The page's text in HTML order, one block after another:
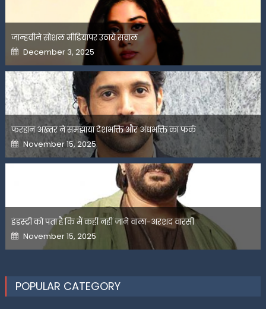
जान्हवीने सोशल मीडियापर उठाये सवाल
Posted
on
December 3, 2025
फरहान अख्तर ने समझाया देशभक्ति और अंधभक्ति का फर्क
Posted
on
November 15, 2025
इंडस्ट्री को पता है कि मैं कहीं नहीं जाने वाला-अरशद वारसी
Posted
on
November 15, 2025
POPULAR CATEGORY